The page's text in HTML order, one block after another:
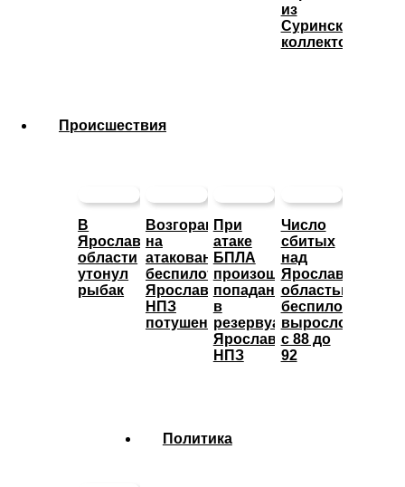
из
Суринского
коллектора
Происшествия
В
Ярославской
области
утонул
рыбак
Возгорание
на
атакованном
беспилотниками
Ярославском
НПЗ
потушено
При
атаке
БПЛА
произошло
попадание
в
резервуары
Ярославского
НПЗ
Число
сбитых
над
Ярославской
областью
беспилотников
выросло
с 88 до
92
Политика